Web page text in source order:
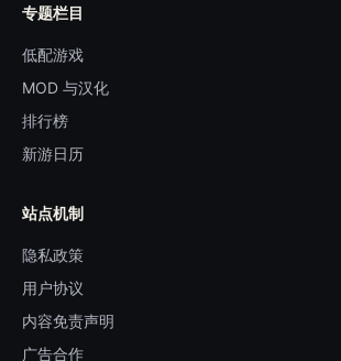
专题栏目
低配游戏
MOD 与汉化
排行榜
新游日历
站点机制
隐私政策
用户协议
内容免责声明
广告合作